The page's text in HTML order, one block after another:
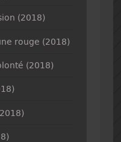
(2018)
rouge (2018)
(2018)